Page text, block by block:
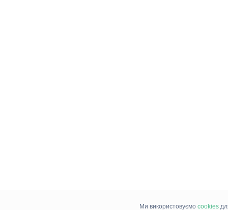
Ми використовуємо cookies